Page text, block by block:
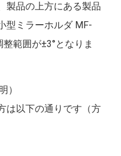
製品の上方にある製品
型ミラーホルダ MF-
範囲が±3°となりま
）
は以下の通りです（方